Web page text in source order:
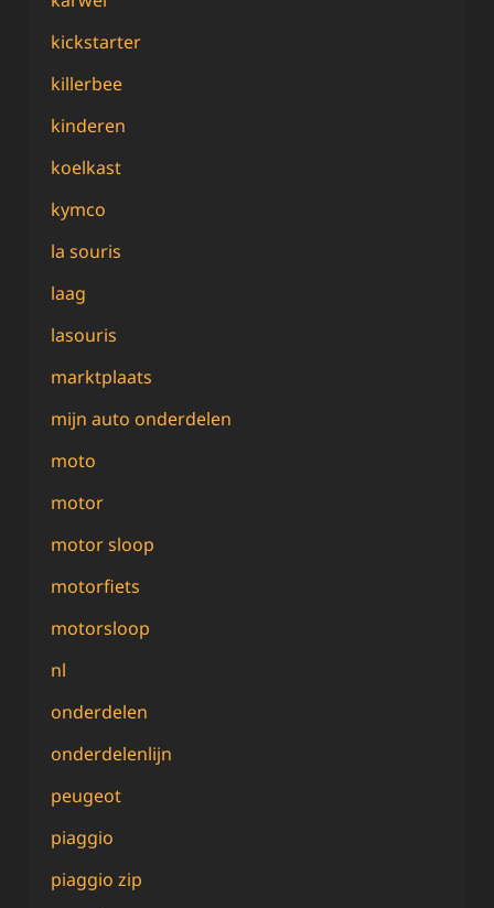
kickstarter
killerbee
kinderen
koelkast
kymco
la souris
laag
lasouris
marktplaats
mijn auto onderdelen
moto
motor
motor sloop
motorfiets
motorsloop
nl
onderdelen
onderdelenlijn
peugeot
piaggio
piaggio zip